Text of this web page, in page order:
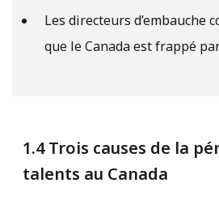
Les directeurs d’embauche
que le Canada est frappé
1.4 Trois causes de la
talents au Canada